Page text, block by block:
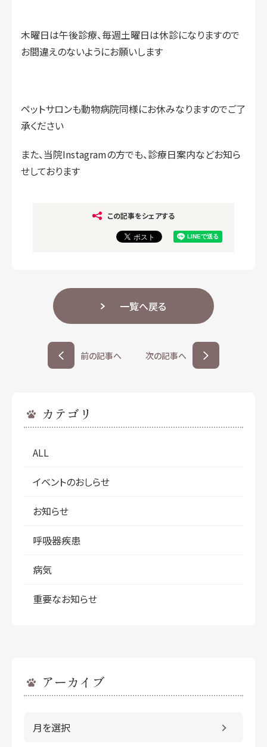
木曜日は午後診療、毎週土曜日は休診になりますので
お間違えのないようにお願いします
ペットサロンも動物病院同様にお休みなりますのでご了
承ください
また、当院Instagramの方でも、診療日案内などお知ら
せしております
この記事をシェアする
一覧へ戻る
前の記事へ 次の記事へ
カテゴリ
ALL
イベントのおしらせ
お知らせ
呼吸器疾患
病気
重要なお知らせ
アーカイブ